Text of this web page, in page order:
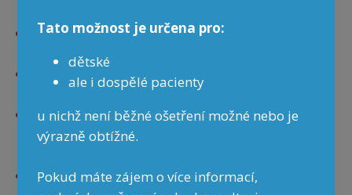
Výpis z Rejstříku trestů nebo výpis obdobného rejstříku,
který nesmí být starší 3 měsíců
Neověřená kopie dokladu potvrzující získání odborné
Neověřená kopie dokladu o získání specializované
způsobilosti nebo zvláštní odborné způsobilosti, pokud ji
Potvrzení o zařazení do oboru VPL (nebo doklad o zaslání
Tato možnost je určena pro:
dětské
ale i dospělé pacienty
u nichž není běžné ošetření možné nebo je
výrazně obtížné.
Pokud máte zájem o více informací,